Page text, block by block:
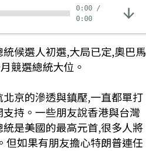
0:00 /
0:00
候選人初選,大局已定,奧巴馬
競選總統大位。
京的滲透與鎮壓,一直都單打
持。一些朋友說香港與台灣
是美國的最高元首,很多人將
但如果有朋友擔心特朗普連任